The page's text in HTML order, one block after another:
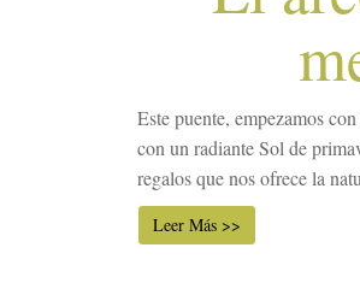
Este puente, empezamos
con un radiante Sol de
regalos que nos ofrece la
Leer Más >>